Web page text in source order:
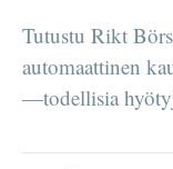
Tutustu Rikt
automaattinen
—todellisia